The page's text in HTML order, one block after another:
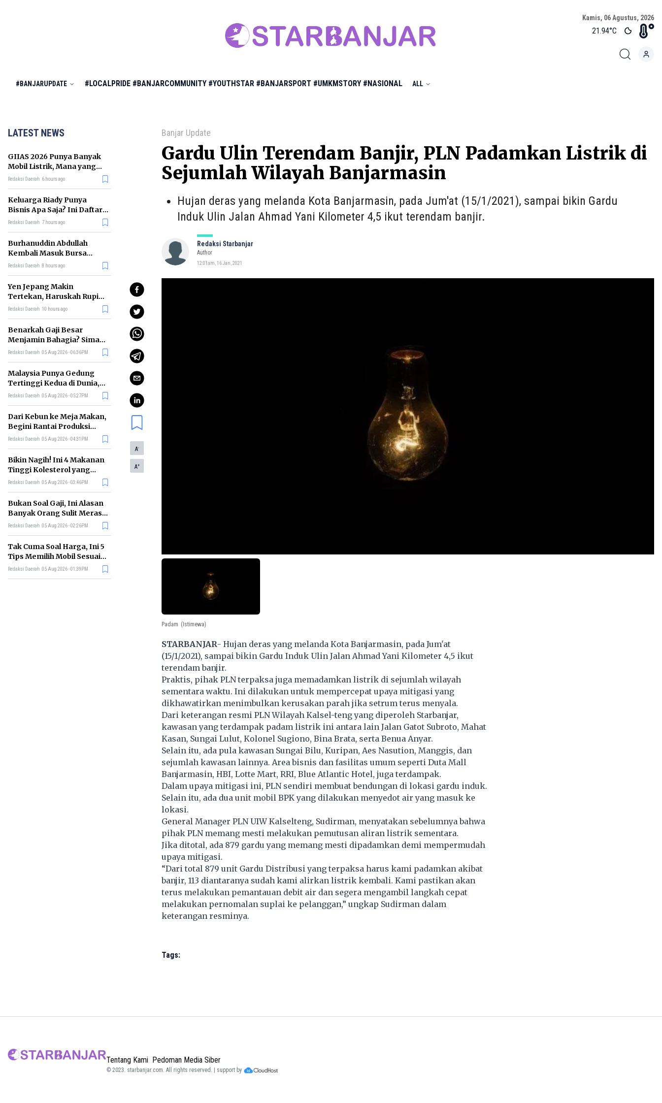
Kamis, 06 Agustus, 2026
21.94°C
#BANJARUPDATE #LOCALPRIDE #BANJARCOMMUNITY #YOUTHSTAR #BANJARSPORT #UMKMSTORY #NASIONAL ALL
LATEST NEWS
GIIAS 2026 Punya Banyak
Mobil Listrik, Mana yang
Cocok untuk Gaji Rp10 Juta?
Redaksi Daerah 6 hours ago
Keluarga Riady Punya
Bisnis Apa Saja? Ini Daftar
Kerajaan Usahanya
Redaksi Daerah 7 hours ago
Burhanuddin Abdullah
Kembali Masuk Bursa
Gubernur BI, Ini Rekam
Redaksi Daerah 8 hours ago
Yen Jepang Makin
Tertekan, Haruskah Rupiah
Ikut Khawatir?
Redaksi Daerah 10 hours ago
Benarkah Gaji Besar
Menjamin Bahagia? Simak
Penjelasan Ilmu Ekonomi
Redaksi Daerah 05 Aug 2026 - 06:36PM
Malaysia Punya Gedung
Tertinggi Kedua di Dunia,
Ini Daftar Lengkap 2026
Redaksi Daerah 05 Aug 2026 - 05:27PM
Dari Kebun ke Meja Makan,
Begini Rantai Produksi
Sawit di Indonesia
Redaksi Daerah 05 Aug 2026 - 04:31PM
Bikin Nagih! Ini 4 Makanan
Tinggi Kolesterol yang
Sebaiknya Dikurangi
Redaksi Daerah 05 Aug 2026 - 03:46PM
Bukan Soal Gaji, Ini Alasan
Banyak Orang Sulit Merasa
Cukup
Redaksi Daerah 05 Aug 2026 - 02:26PM
Tak Cuma Soal Harga, Ini 5
Tips Memilih Mobil Sesuai
Kebutuhan
Redaksi Daerah 05 Aug 2026 - 01:39PM
Banjar Update
Gardu Ulin Terendam Banjir, PLN Padamkan Listrik di
Sejumlah Wilayah Banjarmasin
Hujan deras yang melanda Kota Banjarmasin, pada Jum'at (15/1/2021), sampai bikin Gardu
Induk Ulin Jalan Ahmad Yani Kilometer 4,5 ikut terendam banjir.
Redaksi Starbanjar
Author
12:01am, 16 Jan, 2021
A-
A+
Padam (Istimewa)
STARBANJAR- Hujan deras yang melanda Kota Banjarmasin, pada Jum'at
(15/1/2021), sampai bikin Gardu Induk Ulin Jalan Ahmad Yani Kilometer 4,5 ikut
terendam banjir.
Praktis, pihak PLN terpaksa juga memadamkan listrik di sejumlah wilayah
sementara waktu. Ini dilakukan untuk mempercepat upaya mitigasi yang
dikhawatirkan menimbulkan kerusakan parah jika setrum terus menyala.
Dari keterangan resmi PLN Wilayah Kalsel-teng yang diperoleh Starbanjar,
kawasan yang terdampak padam listrik ini antara lain Jalan Gatot Subroto, Mahat
Kasan, Sungai Lulut, Kolonel Sugiono, Bina Brata, serta Benua Anyar.
Selain itu, ada pula kawasan Sungai Bilu, Kuripan, Aes Nasution, Manggis, dan
sejumlah kawasan lainnya. Area bisnis dan fasilitas umum seperti Duta Mall
Banjarmasin, HBI, Lotte Mart, RRI, Blue Atlantic Hotel, juga terdampak.
Dalam upaya mitigasi ini, PLN sendiri membuat bendungan di lokasi gardu induk.
Selain itu, ada dua unit mobil BPK yang dilakukan menyedot air yang masuk ke
lokasi.
General Manager PLN UIW Kalselteng, Sudirman, menyatakan sebelumnya bahwa
pihak PLN memang mesti melakukan pemutusan aliran listrik sementara.
Jika ditotal, ada 879 gardu yang memang mesti dipadamkan demi mempermudah
upaya mitigasi.
“Dari total 879 unit Gardu Distribusi yang terpaksa harus kami padamkan akibat
banjir, 113 diantaranya sudah kami alirkan listrik kembali. Kami pastikan akan
terus melakukan pemantauan debit air dan segera mengambil langkah cepat
melakukan pernomalan suplai ke pelanggan,” ungkap Sudirman dalam
keterangan resminya.
Tags:
Tentang Kami Pedoman Media Siber
© 2023. starbanjar.com. All rights reserved. | support by